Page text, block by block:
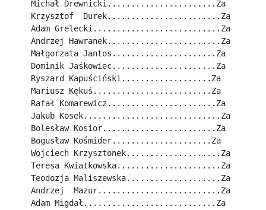
Michał Drewnicki.......................Za
Krzysztof  Durek........................Za
Adam Grelecki...........................Za
Andrzej Hawranek........................Za
Małgorzata Jantos......................Za
Dominik Jaśkowiec......................Za
Ryszard Kapuściński...................Za
Mariusz Kękuś.........................Za
Rafał Komarewicz.......................Za
Jakub Kosek.............................Za
Bolesław Kosior........................Za
Bogusław Kośmider.....................Za
Wojciech Krzysztonek....................Za
Teresa Kwiatkowska......................Za
Teodozja Maliszewska....................Za
Andrzej  Mazur..........................Za
Adam Migdał............................Za